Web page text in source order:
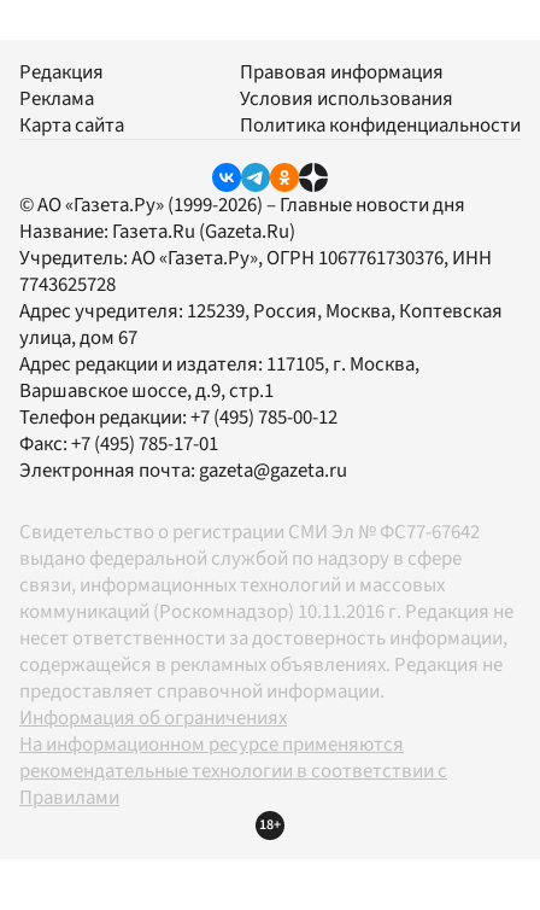
Редакция
Реклама
Карта сайта
Правовая информация
Условия использования
Политика конфиденциальности
© АО «Газета.Ру» (1999-2026) – Главные новости дня
Название: Газета.Ru (Gazeta.Ru)
Учредитель:АО «Газета.Ру», ОГРН 1067761730376, ИНН
7743625728
Адрес учредителя: 125239, Россия, Москва, Коптевская
улица, дом 67
Адрес редакции и издателя: 117105, г. Москва,
Варшавское шоссе, д.9, стр.1
Телефон редакции:+7 (495) 785-00-12
Факс:+7 (495) 785-17-01
Электронная почта: gazeta@gazeta.ru
Свидетельство о регистрации СМИ Эл № ФС77-67642
выдано федеральной службой по надзору в сфере
связи, информационных технологий и массовых
коммуникаций (Роскомнадзор) 10.11.2016 г. Редакция не
несет ответственности за достоверность информации,
содержащейся в рекламных объявлениях. Редакция не
предоставляет справочной информации.
Информация об ограничениях
На информационном ресурсе применяются
рекомендательные технологии в соответствии с
Правилами
18+